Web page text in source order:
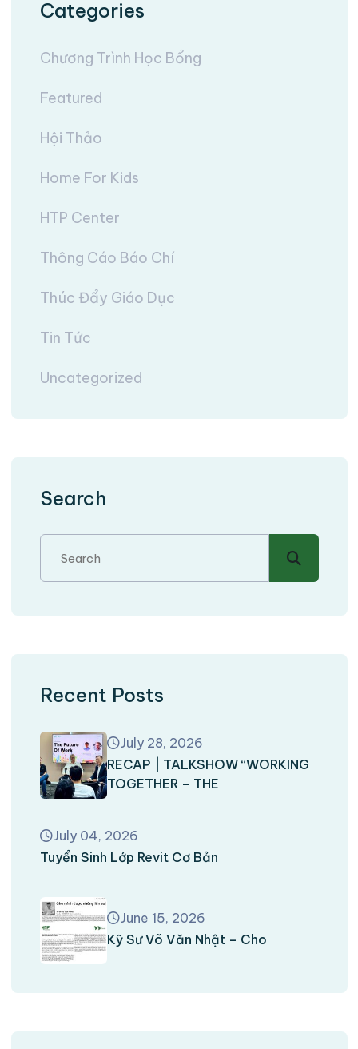
Categories
Chương Trình Học Bổng
Featured
Hội Thảo
Home For Kids
HTP Center
Thông Cáo Báo Chí
Thúc Đẩy Giáo Dục
Tin Tức
Uncategorized
Search
Recent Posts
July 28, 2026
RECAP | TALKSHOW “WORKING
TOGETHER – THE
July 04, 2026
Tuyển Sinh Lớp Revit Cơ Bản
June 15, 2026
Kỹ Sư Võ Văn Nhật – Cho